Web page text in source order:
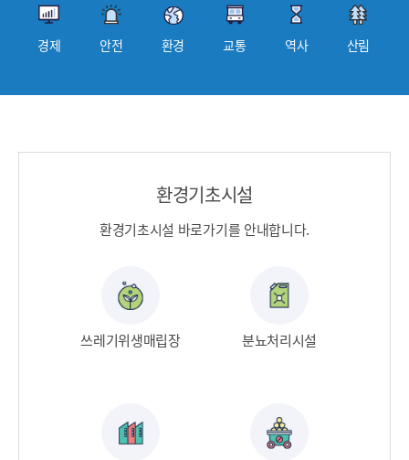
경제 안전 환경 교통 역사 산림
환경기초시설
환경기초시설 바로가기를 안내합니다.
쓰레기위생매립장​ 분뇨처리시설​